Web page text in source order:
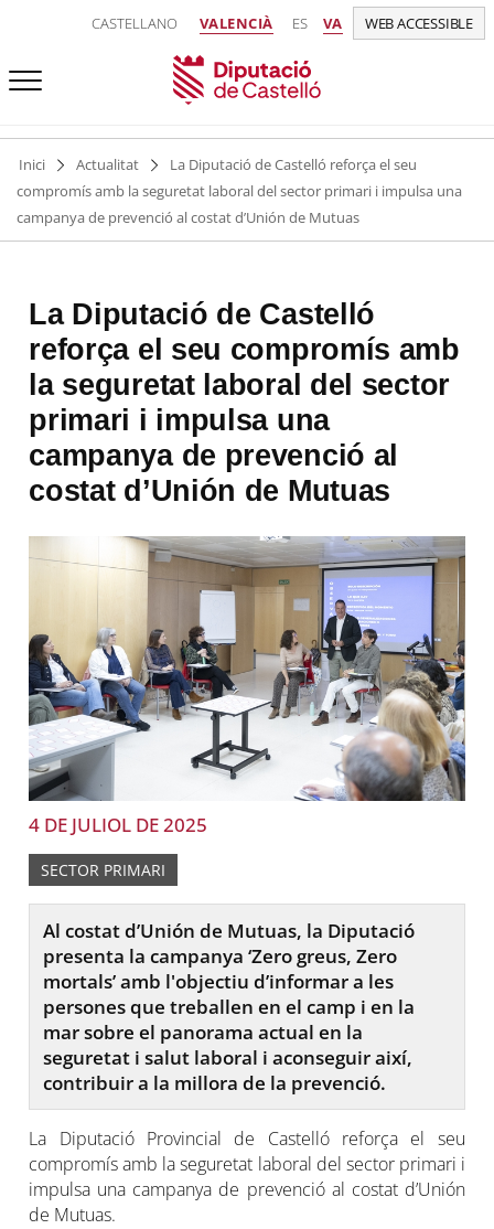
CASTELLANO VALENCIÀ ES VA WEB ACCESSIBLE
Inici Actualitat
La Diputació de Castelló reforça el seu
compromís amb la seguretat laboral del sector primari i impulsa una
campanya de prevenció al costat d’Unión de Mutuas
La Diputació de Castelló
reforça el seu compromís amb
la seguretat laboral del sector
primari i impulsa una
campanya de prevenció al
costat d’Unión de Mutuas
4 DE JULIOL DE 2025
SECTOR PRIMARI
Al costat d’Unión de Mutuas, la Diputació
presenta la campanya ‘Zero greus, Zero
mortals’ amb l'objectiu d’informar a les
persones que treballen en el camp i en la
mar sobre el panorama actual en la
seguretat i salut laboral i aconseguir així,
contribuir a la millora de la prevenció.
La Diputació Provincial de Castelló reforça el seu
compromís amb la seguretat laboral del sector primari i
impulsa una campanya de prevenció al costat d’Unión
de Mutuas.